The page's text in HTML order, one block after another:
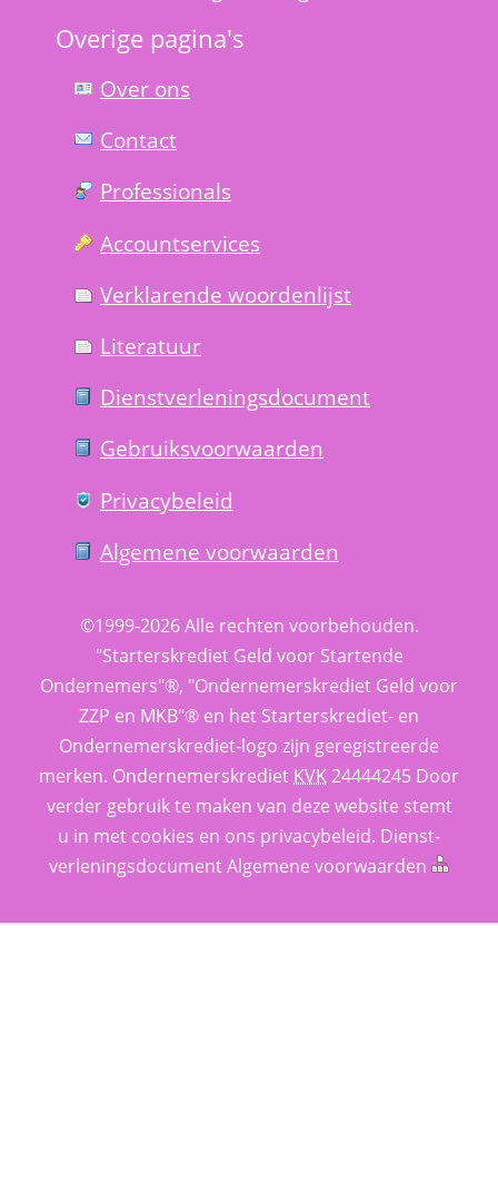
Overige pagina's
Over ons
Contact
Professionals
Account­services
Verklarende woorden­lijst
Literatuur
Dienst­verlenings­document
Gebruiks­voorwaarden
Privacy­beleid
Algemene voorwaarden
©1999-2026 Alle rechten voorbehouden.
"Starterskrediet Geld voor Startende
Ondernemers"®, "Ondernemerskrediet Geld voor
ZZP en MKB"® en het Starterskrediet- en
Ondernemerskrediet-logo zijn geregistreerde
merken. Ondernemerskrediet KVK 24444245 Door
verder gebruik te maken van deze website stemt
u in met cookies en ons privacy­beleid. Dienst­
verlenings­documentAlgemene voorwaarden